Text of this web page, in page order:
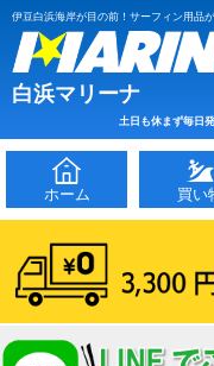
伊豆白浜海岸が目の前！サーフィン用品
白浜マリーナ
土日も休まず毎日
ホーム 買い